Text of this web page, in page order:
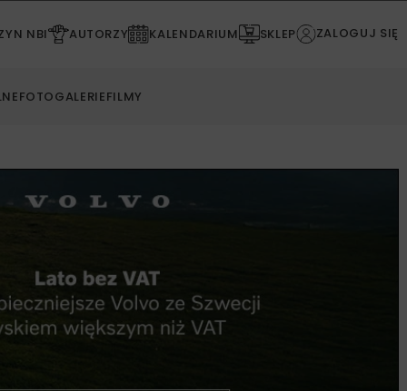
NBI AUTORZY KALENDARIUM SKLEP ZALOGUJ SIĘ
FOTOGALERIEFILMY